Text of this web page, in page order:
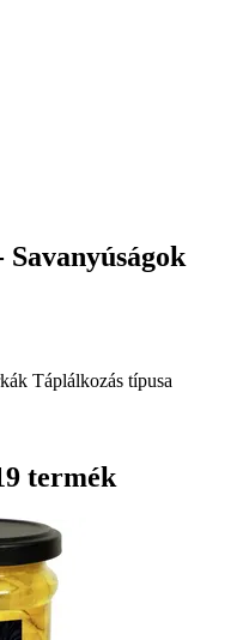
Táplálkozás típusa
termék